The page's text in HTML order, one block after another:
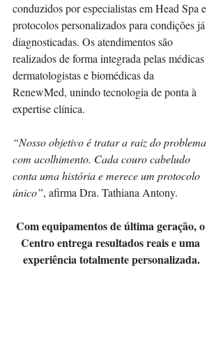
conduzidos por especialistas em Head Spa e
protocolos personalizados para condições já
diagnosticadas. Os atendimentos são
realizados de forma integrada pelas médicas
dermatologistas e biomédicas da
RenewMed, unindo tecnologia de ponta à
expertise clínica.
“Nosso objetivo é tratar a raiz do problema
com acolhimento. Cada couro cabeludo
conta uma história e merece um protocolo
único”, afirma Dra. Tathiana Antony.
Com equipamentos de última geração, o
Centro entrega resultados reais e uma
experiência totalmente personalizada.